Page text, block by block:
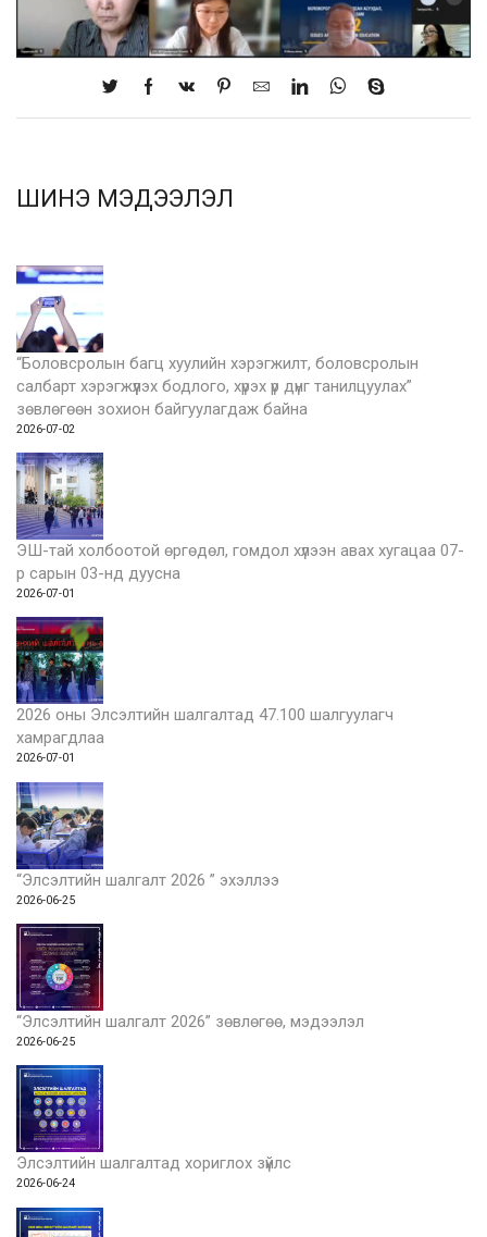
ШИНЭ МЭДЭЭЛЭЛ
“Боловсролын багц хуулийн хэрэгжилт, боловсролын
салбарт хэрэгжүүлэх бодлого, хүрэх үр дүнг танилцуулах”
зөвлөгөөн зохион байгуулагдаж байна
2026-07-02
ЭШ-тай холбоотой өргөдөл, гомдол хүлээн авах хугацаа 07-
р сарын 03-нд дуусна
2026-07-01
2026 оны Элсэлтийн шалгалтад 47.100 шалгуулагч
хамрагдлаа
2026-07-01
“Элсэлтийн шалгалт 2026 ” эхэллээ
2026-06-25
“Элсэлтийн шалгалт 2026” зөвлөгөө, мэдээлэл
2026-06-25
Элсэлтийн шалгалтад хориглох зүйлс
2026-06-24